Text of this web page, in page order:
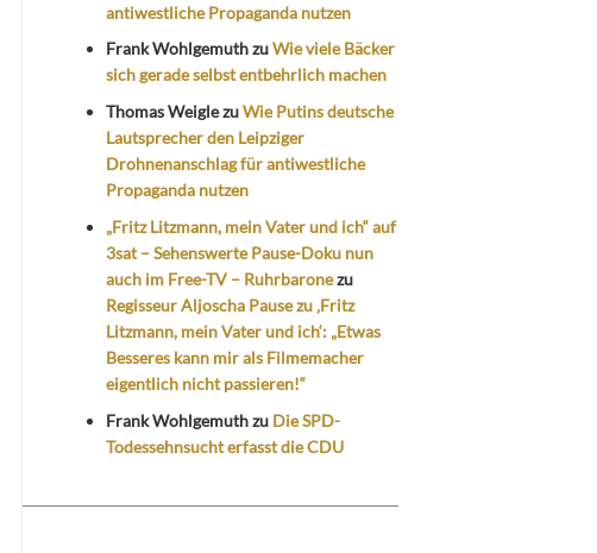
antiwestliche Propaganda nutzen
Frank WohlgemuthzuWie viele Bäcker
sich gerade selbst entbehrlich machen
Thomas WeiglezuWie Putins deutsche
Lautsprecher den Leipziger
Drohnenanschlag für antiwestliche
Propaganda nutzen
„Fritz Litzmann, mein Vater und ich“ auf
3sat – Sehenswerte Pause-Doku nun
auch im Free-TV – Ruhrbaronezu
Regisseur Aljoscha Pause zu ‚Fritz
Litzmann, mein Vater und ich‘: „Etwas
Besseres kann mir als Filmemacher
eigentlich nicht passieren!“
Frank Wohlgemuthzu Die SPD-
Todessehnsucht erfasst die CDU